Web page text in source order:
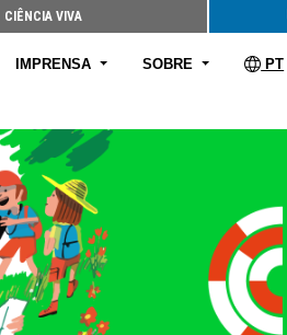
CIÊNCIA VIVA
IMPRENSA SOBRE PT